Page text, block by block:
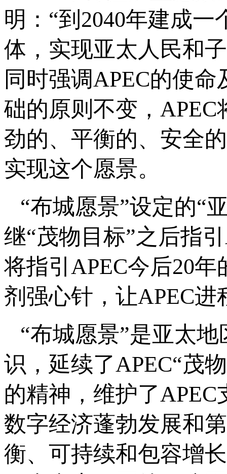
明：“到2040年建成
体，实现亚太人民和
同时强调APEC的使
础的原则不变，APEC
劲的、平衡的、安全
实现这个愿景。
“布城愿景”设定的“
继“茂物目标”之后指
将指引APEC今后20
剂强心针，让APEC进
“布城愿景”是亚太
识，延续了APEC“茂
的精神，维护了
数字经济蓬勃发展和
衡、可持续和包容增